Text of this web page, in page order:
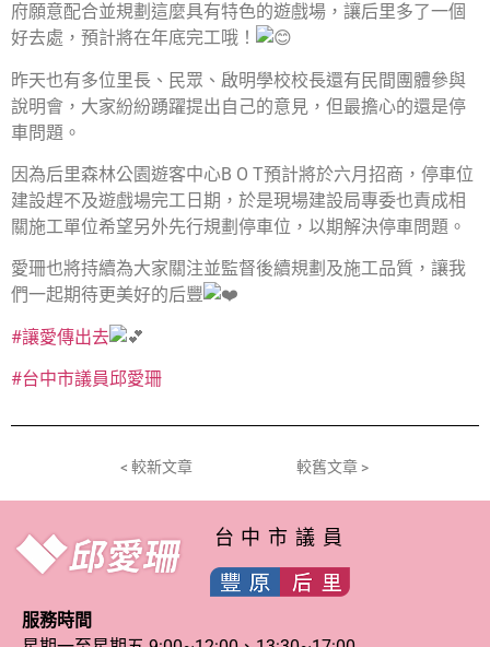
府願意配合並規劃這麼具有特色的遊戲場，讓后里多了一個
好去處，預計將在年底完工哦！
昨天也有多位里長、民眾、啟明學校校長還有民間團體參與
說明會，大家紛紛踴躍提出自己的意見，但最擔心的還是停
車問題。
因為后里森林公園遊客中心B O T預計將於六月招商，停車位
建設趕不及遊戲場完工日期，於是現場建設局專委也責成相
關施工單位希望另外先行規劃停車位，以期解決停車問題。
愛珊也將持續為大家關注並監督後續規劃及施工品質，讓我
們一起期待更美好的后豐
#讓愛傳出去
#台中市議員邱愛珊
< 較新文章 較舊文章 >
台中市議員
服務時間